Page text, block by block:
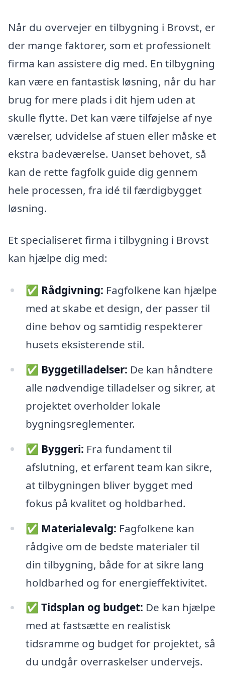
Når du overvejer en tilbygning i Brovst, er
der mange faktorer, som et professionelt
firma kan assistere dig med. En tilbygning
kan være en fantastisk løsning, når du har
brug for mere plads i dit hjem uden at
skulle flytte. Det kan være tilføjelse af nye
værelser, udvidelse af stuen eller måske et
ekstra badeværelse. Uanset behovet, så
kan de rette fagfolk guide dig gennem
hele processen, fra idé til færdigbygget
løsning.
Et specialiseret firma i tilbygning i Brovst
kan hjælpe dig med:
✅ Rådgivning: Fagfolkene kan hjælpe
med at skabe et design, der passer til
dine behov og samtidig respekterer
husets eksisterende stil.
✅ Byggetilladelser: De kan håndtere
alle nødvendige tilladelser og sikrer, at
projektet overholder lokale
bygningsreglementer.
✅ Byggeri: Fra fundament til
afslutning, et erfarent team kan sikre,
at tilbygningen bliver bygget med
fokus på kvalitet og holdbarhed.
✅ Materialevalg: Fagfolkene kan
rådgive om de bedste materialer til
din tilbygning, både for at sikre lang
holdbarhed og for energieffektivitet.
✅ Tidsplan og budget: De kan hjælpe
med at fastsætte en realistisk
tidsramme og budget for projektet, så
du undgår overraskelser undervejs.